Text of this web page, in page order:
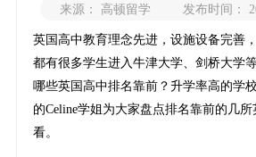
来源： 高顿留学 发布时间：
英国高中教育理念先进，设施设备完善
都有很多学生进入牛津大学、剑桥大学
哪些英国高中排名靠前？升学率高的学
的Celine学姐为大家盘点排名靠前的几
看。